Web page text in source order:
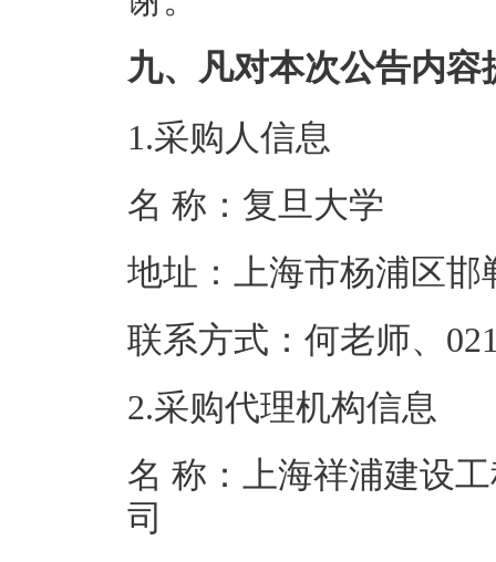
九、凡对本次公告内
1.采购人信息
名 称：复旦
地址：上海市
联系方式：何老
2.采购代理机构信息
名 称：上海祥浦建设